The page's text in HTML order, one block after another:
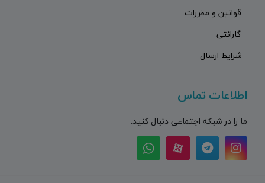
قوانین و مقررات
گارانتی
شرایط ارسال
اطلاعات تماس
ما را در شبکه اجتماعی دنبال کنید.